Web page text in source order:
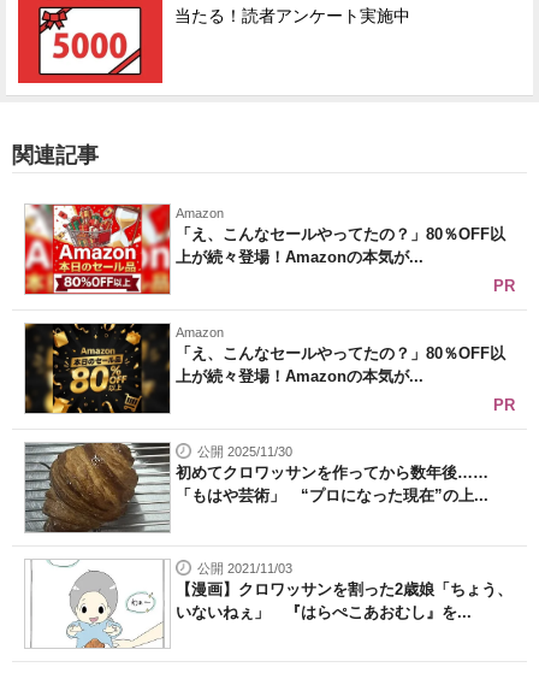
当たる！読者アンケート実施中
関連記事
Amazon
「え、こんなセールやってたの？」80％OFF以
上が続々登場！Amazonの本気が...
PR
Amazon
「え、こんなセールやってたの？」80％OFF以
上が続々登場！Amazonの本気が...
PR
公開 2025/11/30
初めてクロワッサンを作ってから数年後……
「もはや芸術」 “プロになった現在”の上...
公開 2021/11/03
【漫画】クロワッサンを割った2歳娘「ちょう、
いないねぇ」 『はらぺこあおむし』を...